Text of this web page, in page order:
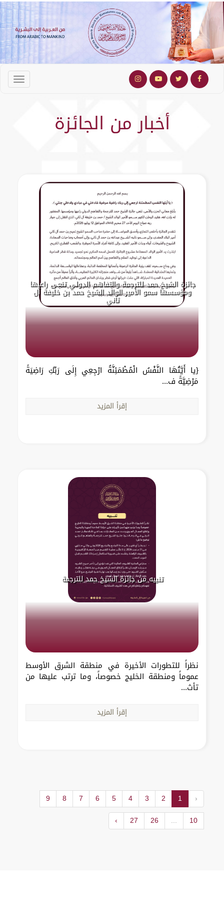
أخبار من الجائزة
جائزة الشيخ حمد للترجمة والتفاهم الدولي تنعى راعيها
ومؤسسها سمو الأمير الوالد الشيخ حمد بن خليفة آل
ثاني
{يا أَيَّتُهَا النَّفْسُ الْمُطْمَئِنَّةُ ارْجِعِي إِلَى رَبِّكِ رَاضِيَةً
مَرْضِيَّةً ف...
إقرأ المزيد
تنبيه من جائزة الشيخ حمد للترجمة
نظراً للتطورات الأخيرة في منطقة الشرق الأوسط
عموماً ومنطقة الخليج خصوصاً، وما ترتب عليها من
تأث...
إقرأ المزيد
‹
1
2
3
4
5
6
7
8
9
10
...
26
27
›